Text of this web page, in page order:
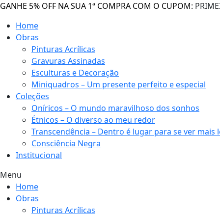
GANHE 5% OFF NA SUA 1ª COMPRA COM O CUPOM:
Home
Obras
Pinturas Acrílicas
Gravuras Assinadas
Esculturas e Decoração
Miniquadros – Um presente perfeito e especial
Coleções
Oníricos – O mundo maravilhoso dos sonhos
Étnicos – O diverso ao meu redor
Transcendência – Dentro é lugar para se ver mais
Consciência Negra
Institucional
Menu
Home
Obras
Pinturas Acrílicas